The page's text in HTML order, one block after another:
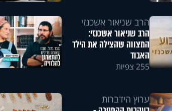
הרב שניאור אשכנזי
הרב שניאור אשכנזי:
המצווה שהצילה את הילד
האבוד
255 צפיות
ערוץ הידברות